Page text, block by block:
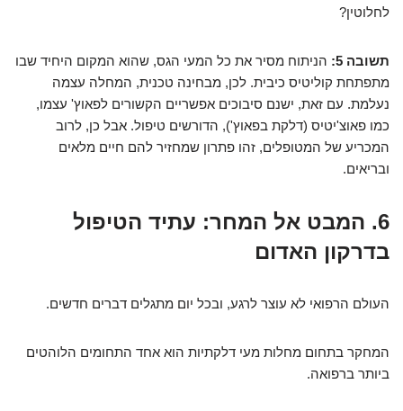
לחלוטין?
תשובה 5:
הניתוח מסיר את כל המעי הגס, שהוא המקום היחיד שבו
מתפתחת קוליטיס כיבית. לכן, מבחינה טכנית, המחלה עצמה
נעלמת. עם זאת, ישנם סיבוכים אפשריים הקשורים לפאוץ' עצמו,
כמו פאוצ'יטיס (דלקת בפאוץ'), הדורשים טיפול. אבל כן, לרוב
המכריע של המטופלים, זהו פתרון שמחזיר להם חיים מלאים
ובריאים.
6. המבט אל המחר: עתיד הטיפול
בדרקון האדום
העולם הרפואי לא עוצר לרגע, ובכל יום מתגלים דברים חדשים.
המחקר בתחום מחלות מעי דלקתיות הוא אחד התחומים הלוהטים
ביותר ברפואה.